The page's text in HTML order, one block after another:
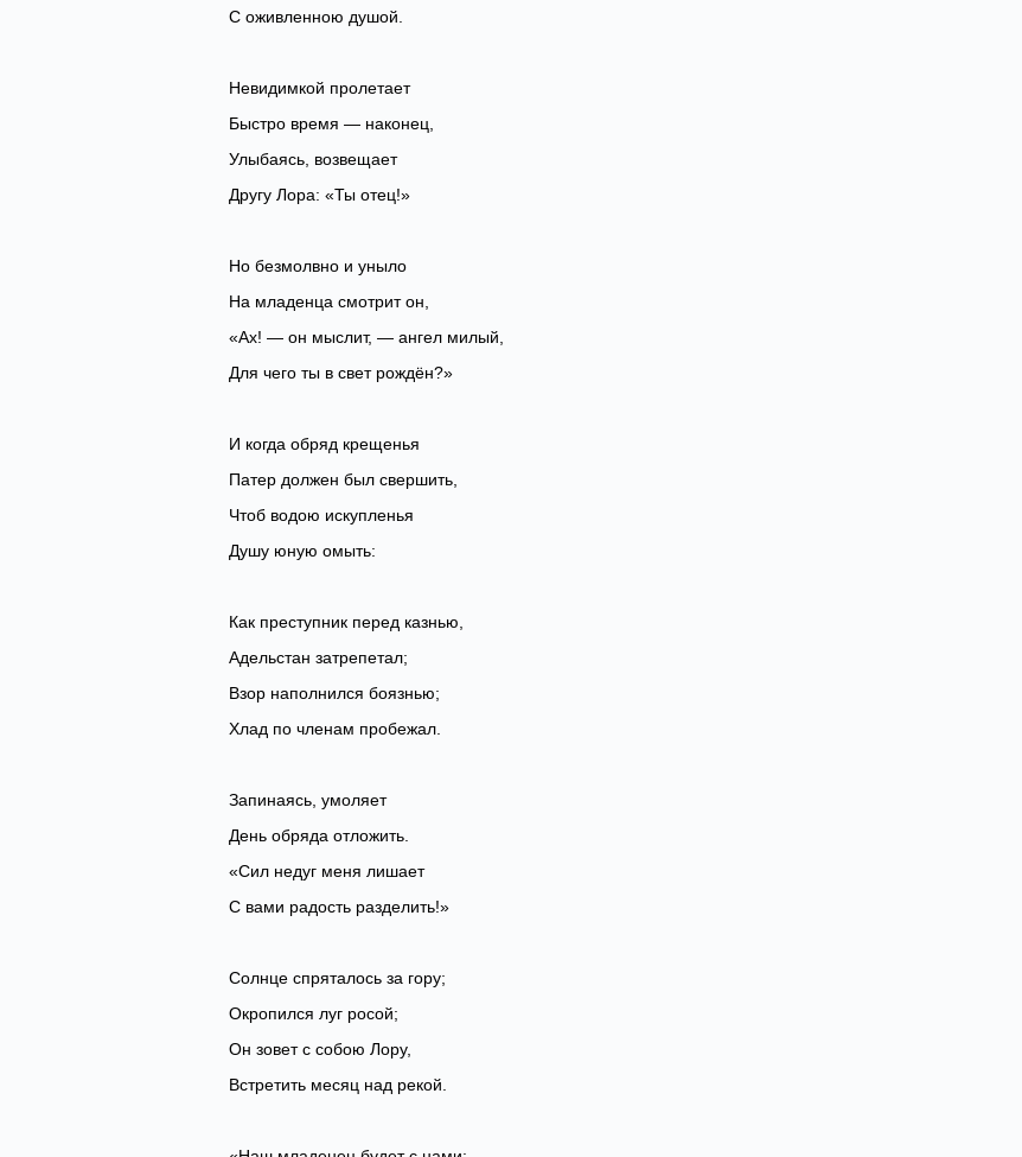
‎С оживленною душой.
Невидимкой пролетает
‎Быстро время — наконец,
Улыбаясь, возвещает
‎Другу Лора: «Ты отец!»
Но безмолвно и уныло
‎На младенца смотрит он,
«Ах! — он мыслит, — ангел милый,
‎Для чего ты в свет рождён?»
И когда обряд крещенья
‎Патер должен был свершить,
Чтоб водою искупленья
‎Душу юную омыть:
Как преступник перед казнью,
‎Адельстан затрепетал;
Взор наполнился боязнью;
‎Хлад по членам пробежал.
Запинаясь, умоляет
‎День обряда отложить.
«Сил недуг меня лишает
‎С вами радость разделить!»
Солнце спряталось за гору;
‎Окропился луг росой;
Он зовет с собою Лору,
‎Встретить месяц над рекой.